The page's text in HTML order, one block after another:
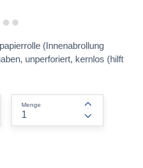
(Innenabrollung
unperforiert, kernlos (hilft
Menge